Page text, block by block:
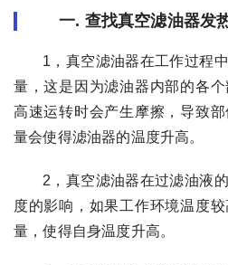
一. 查找真空滤油器发
1，真空滤油器在工作过程
量，这是因为滤油器内部的各
高速运转时会产生摩擦，导致
量会使得滤油器的温度升高。
2，真空滤油器在过滤油液
度的影响，如果工作环境温度
量，使得自身温度升高。